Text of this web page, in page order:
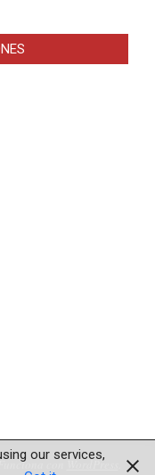
conWordPress
our services,